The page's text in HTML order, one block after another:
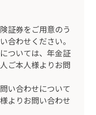
証券をご用意のう
合わせください。
ついては、年金証
ご本人様よりお問
い合わせについて
よりお問い合わせ